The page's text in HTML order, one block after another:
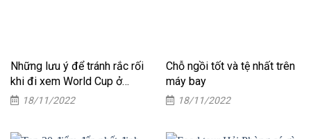
Những lưu ý để tránh rắc rối
khi đi xem World Cup ở
Qatar18/11/2022
Chỗ ngồi tốt và tệ nhất trên
máy bay
18/11/2022